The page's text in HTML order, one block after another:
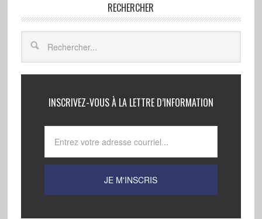
RECHERCHER
INSCRIVEZ-VOUS À LA LETTRE D’INFORMATION